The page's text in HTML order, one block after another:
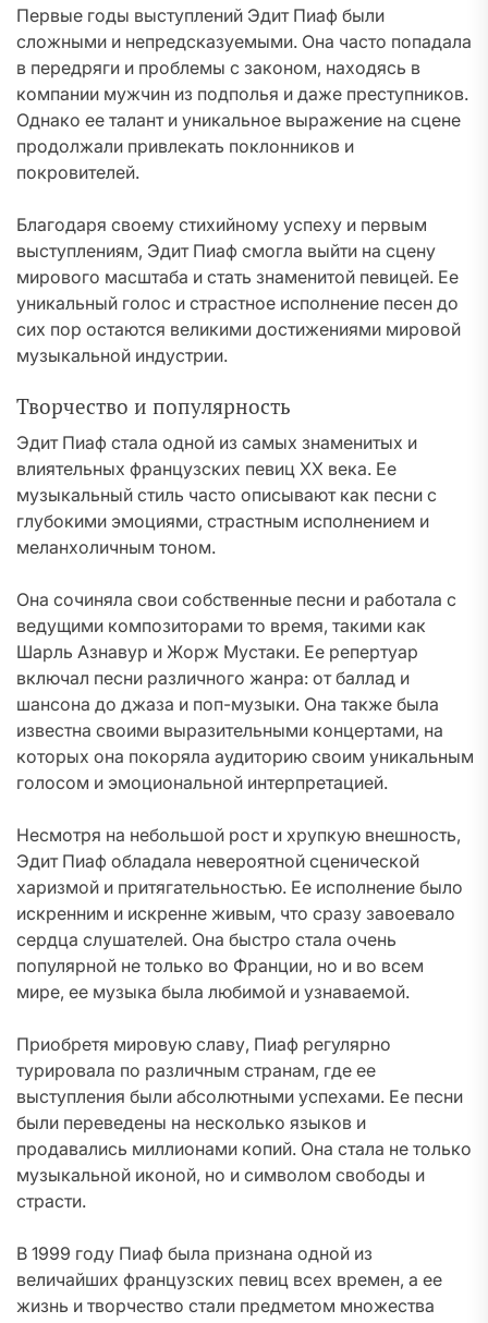
Первые годы выступлений Эдит Пиаф были
сложными и непредсказуемыми. Она часто попадала
в передряги и проблемы с законом, находясь в
компании мужчин из подполья и даже преступников.
Однако ее талант и уникальное выражение на сцене
продолжали привлекать поклонников и
покровителей.
Благодаря своему стихийному успеху и первым
выступлениям, Эдит Пиаф смогла выйти на сцену
мирового масштаба и стать знаменитой певицей. Ее
уникальный голос и страстное исполнение песен до
сих пор остаются великими достижениями мировой
музыкальной индустрии.
Творчество и популярность
Эдит Пиаф стала одной из самых знаменитых и
влиятельных французских певиц XX века. Ее
музыкальный стиль часто описывают как песни с
глубокими эмоциями, страстным исполнением и
меланхоличным тоном.
Она сочиняла свои собственные песни и работала с
ведущими композиторами то время, такими как
Шарль Азнавур и Жорж Мустаки. Ее репертуар
включал песни различного жанра: от баллад и
шансона до джаза и поп-музыки. Она также была
известна своими выразительными концертами, на
которых она покоряла аудиторию своим уникальным
голосом и эмоциональной интерпретацией.
Несмотря на небольшой рост и хрупкую внешность,
Эдит Пиаф обладала невероятной сценической
харизмой и притягательностью. Ее исполнение было
искренним и искренне живым, что сразу завоевало
сердца слушателей. Она быстро стала очень
популярной не только во Франции, но и во всем
мире, ее музыка была любимой и узнаваемой.
Приобретя мировую славу, Пиаф регулярно
турировала по различным странам, где ее
выступления были абсолютными успехами. Ее песни
были переведены на несколько языков и
продавались миллионами копий. Она стала не только
музыкальной иконой, но и символом свободы и
страсти.
В 1999 году Пиаф была признана одной из
величайших французских певиц всех времен, а ее
жизнь и творчество стали предметом множества